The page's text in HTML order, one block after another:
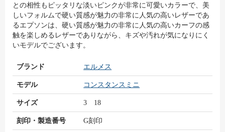
との相性もピッタリな淡いピンクが非常に可愛いカラーで、美
しいフォルムで硬い質感が魅力の非常に人気の高いレザーであ
るエプソンは、硬い質感が魅力の非常に人気の高いカーフの感
触を楽しめるレザーでありながら、キズや汚れが気になりにく
いモデルでございます。
ブランド エルメス
モデル コンスタンスミニ
サイズ 3 18
刻印・製造番号 G刻印